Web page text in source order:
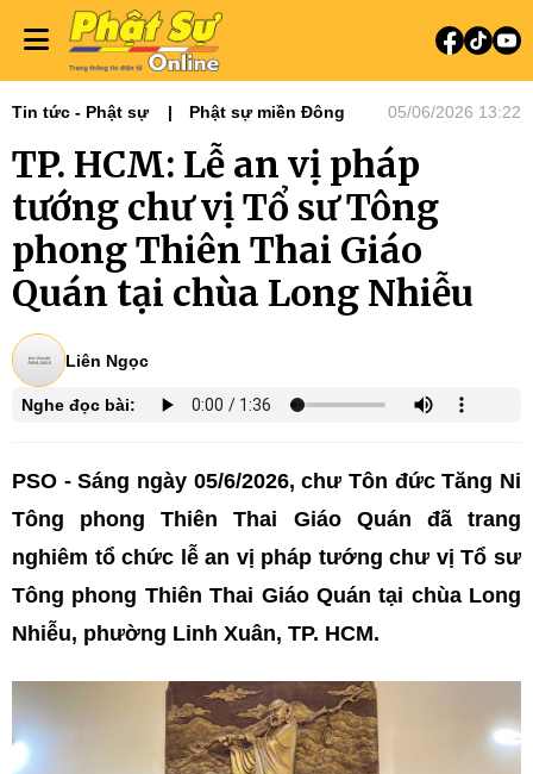
Tin tức - Phật sự Phật sự miền Đông 05/06/2026 13:22
TP. HCM: Lễ an vị pháp
tướng chư vị Tổ sư Tông
phong Thiên Thai Giáo
Quán tại chùa Long Nhiễu
Liên Ngọc
Nghe đọc bài:
PSO - Sáng ngày 05/6/2026, chư Tôn đức Tăng Ni
Tông phong Thiên Thai Giáo Quán đã trang
nghiêm tổ chức lễ an vị pháp tướng chư vị Tổ sư
Tông phong Thiên Thai Giáo Quán tại chùa Long
Nhiễu, phường Linh Xuân, TP. HCM.